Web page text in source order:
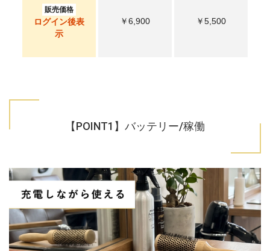
販売価格
ログイン後表
示
￥6,900 ￥5,500
【POINT1】バッテリー/稼働